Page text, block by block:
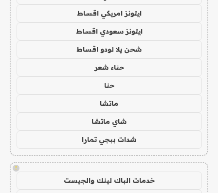
ايتونز امريكي اقساط
ايتونز سعودي اقساط
شحن يلا لودو اقساط
حناء شعر
حنا
ماتشا
شاي ماتشا
شدات ببجي تمارا
!
خدمات الباك لينك والجيست